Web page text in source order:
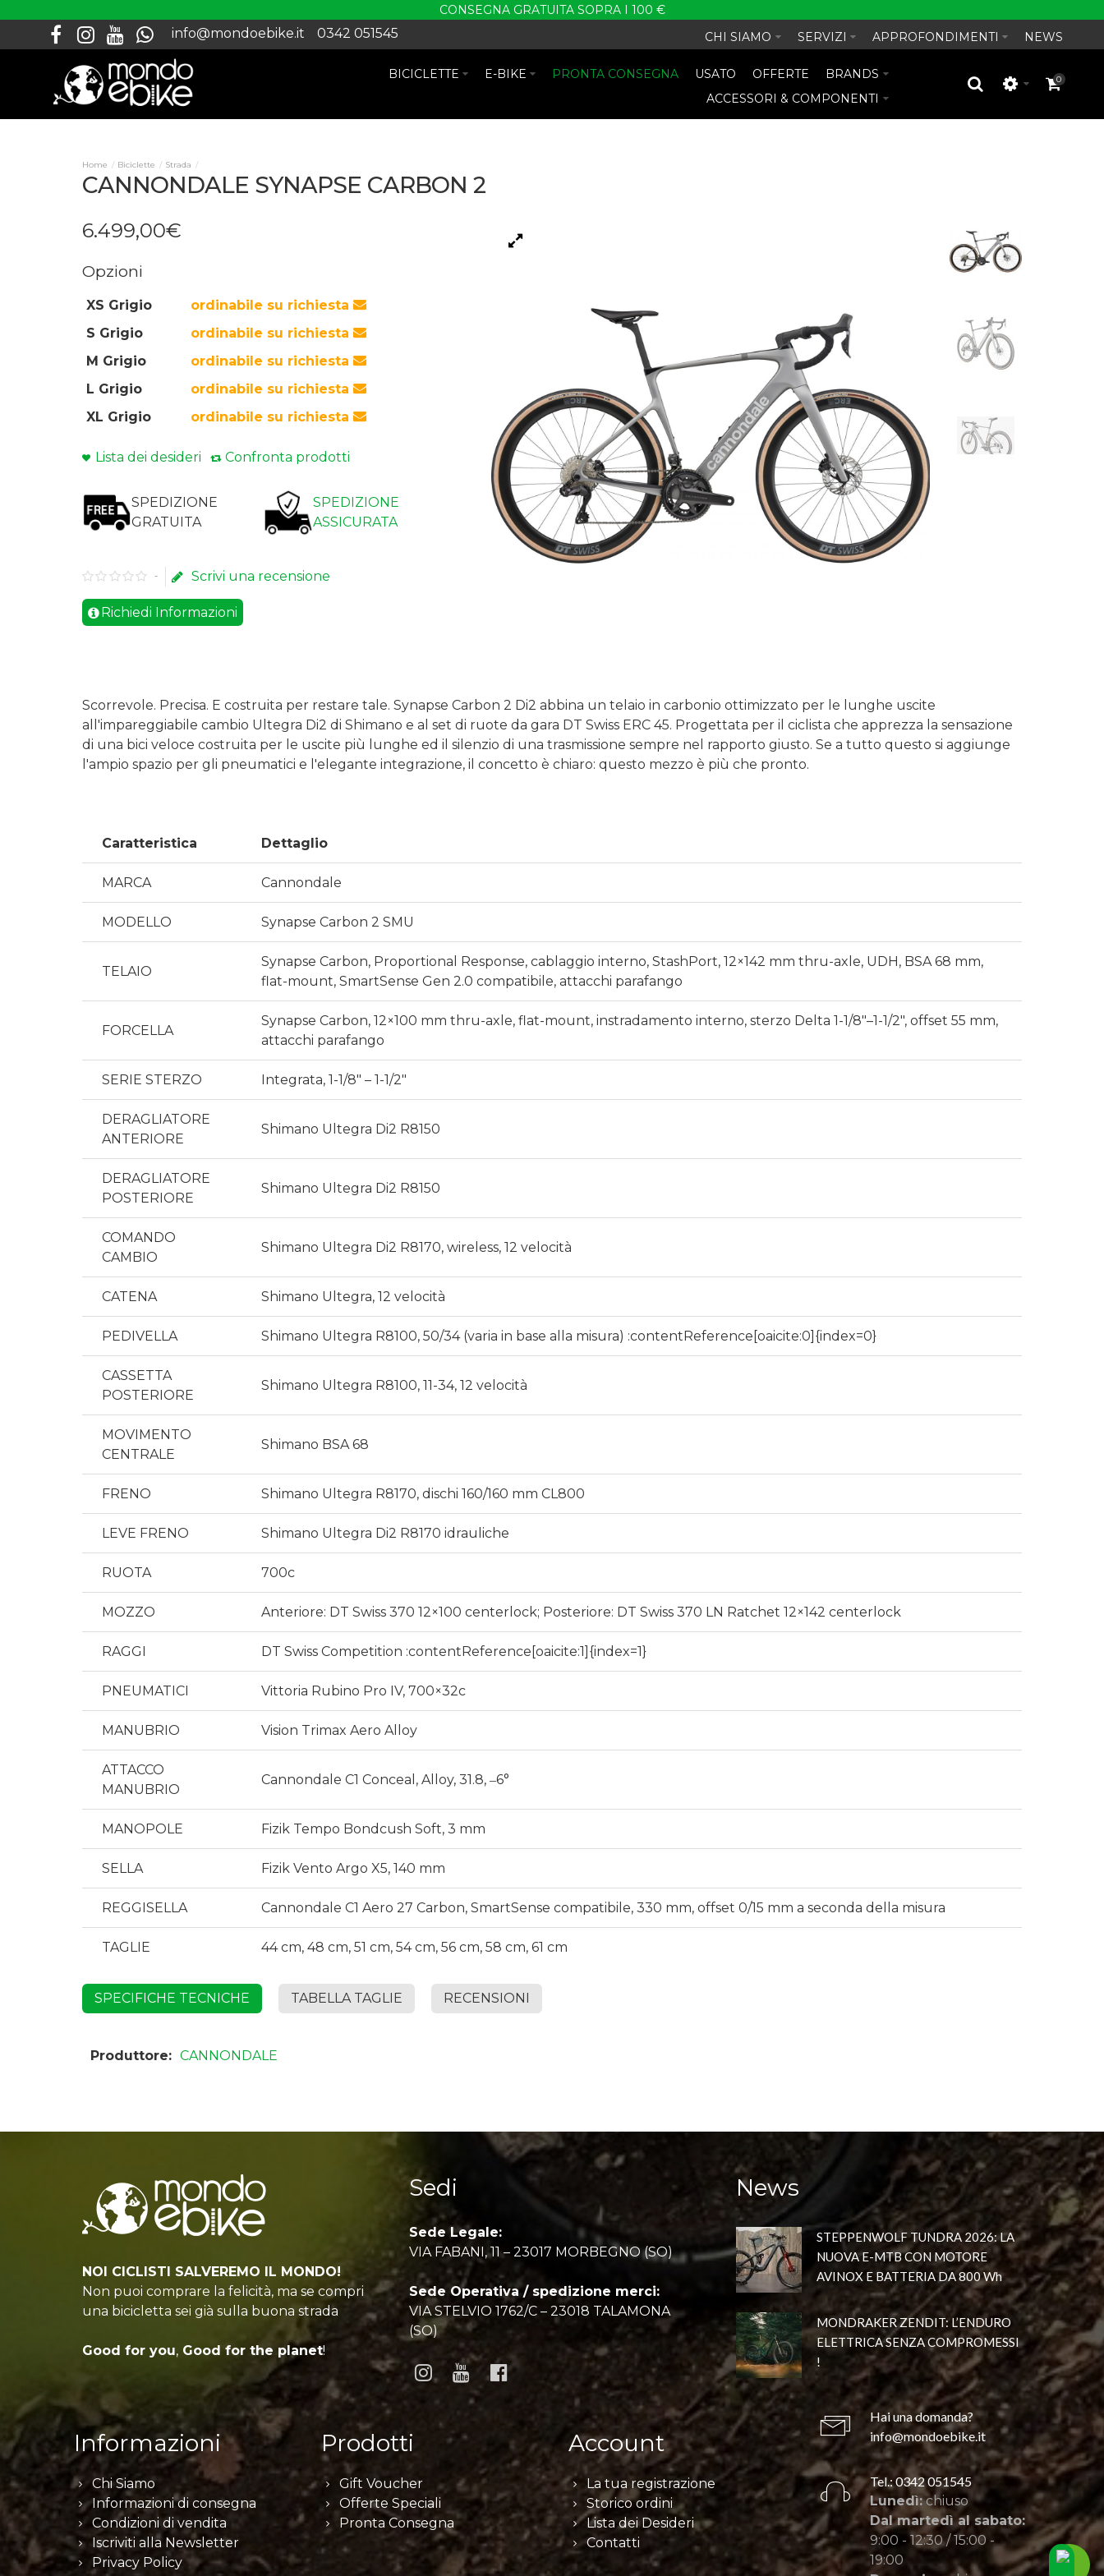
CONSEGNA GRATUITA SOPRA I 100 €
info@mondoebike.it 0342 051545 CHI SIAMO SERVIZI APPROFONDIMENTI NEWS
BICICLETTE E-BIKE PRONTA CONSEGNA USATO OFFERTE
BRANDS
ACCESSORI & COMPONENTI
0
Biciclette Strada
CANNONDALE SYNAPSE CARBON 2
6.499,00€
Opzioni
XS Grigio
ordinabile su richiesta
S Grigio
ordinabile su richiesta
M Grigio
ordinabile su richiesta
L Grigio
ordinabile su richiesta
XL Grigio
ordinabile su richiesta
Lista dei desideri Confronta prodotti
SPEDIZIONE
GRATUITA
SPEDIZIONE
ASSICURATA
- Scrivi una recensione
Richiedi Informazioni
Scorrevole. Precisa. E costruita per restare tale. Synapse Carbon 2 Di2 abbina un telaio in carbonio ottimizzato per le lunghe uscite
all'impareggiabile cambio Ultegra Di2 di Shimano e al set di ruote da gara DT Swiss ERC 45. Progettata per il ciclista che apprezza la sensazione
di una bici veloce costruita per le uscite più lunghe ed il silenzio di una trasmissione sempre nel rapporto giusto. Se a tutto questo si aggiunge
l'ampio spazio per gli pneumatici e l'elegante integrazione, il concetto è chiaro: questo mezzo è più che pronto.
Caratteristica Dettaglio
MARCA Cannondale
MODELLO Synapse Carbon 2 SMU
TELAIO
Synapse Carbon, Proportional Response, cablaggio interno, StashPort, 12×142 mm thru-axle, UDH, BSA 68 mm,
flat-mount, SmartSense Gen 2.0 compatibile, attacchi parafango
FORCELLA
Synapse Carbon, 12×100 mm thru-axle, flat-mount, instradamento interno, sterzo Delta 1-1/8″–1-1/2″, offset 55 mm,
attacchi parafango
SERIE STERZO Integrata, 1-1/8″ – 1-1/2″
DERAGLIATORE
ANTERIORE
Shimano Ultegra Di2 R8150
DERAGLIATORE
POSTERIORE
Shimano Ultegra Di2 R8150
COMANDO
CAMBIO
Shimano Ultegra Di2 R8170, wireless, 12 velocità
CATENA Shimano Ultegra, 12 velocità
PEDIVELLA Shimano Ultegra R8100, 50/34 (varia in base alla misura) :contentReference[oaicite:0]{index=0}
CASSETTA
POSTERIORE
Shimano Ultegra R8100, 11-34, 12 velocità
MOVIMENTO
CENTRALE
Shimano BSA 68
FRENO Shimano Ultegra R8170, dischi 160/160 mm CL800
LEVE FRENO Shimano Ultegra Di2 R8170 idrauliche
RUOTA 700c
MOZZO Anteriore: DT Swiss 370 12×100 centerlock; Posteriore: DT Swiss 370 LN Ratchet 12×142 centerlock
RAGGI DT Swiss Competition :contentReference[oaicite:1]{index=1}
PNEUMATICI Vittoria Rubino Pro IV, 700×32c
MANUBRIO Vision Trimax Aero Alloy
ATTACCO
MANUBRIO
Cannondale C1 Conceal, Alloy, 31.8, ‒6°
MANOPOLE Fizik Tempo Bondcush Soft, 3 mm
SELLA Fizik Vento Argo X5, 140 mm
REGGISELLA Cannondale C1 Aero 27 Carbon, SmartSense compatibile, 330 mm, offset 0/15 mm a seconda della misura
TAGLIE 44 cm, 48 cm, 51 cm, 54 cm, 56 cm, 58 cm, 61 cm
SPECIFICHE TECNICHE TABELLA TAGLIE RECENSIONI
Produttore: CANNONDALE
NOI CICLISTI SALVEREMO IL MONDO!
Non puoi comprare la felicità, ma se compri
una bicicletta sei già sulla buona strada
Good for you, Good for the planet!
Sedi
Sede Legale:
VIA FABANI, 11 – 23017 MORBEGNO (SO)
Sede Operativa / spedizione merci:
VIA STELVIO 1762/C – 23018 TALAMONA
(SO)
News
STEPPENWOLF TUNDRA 2026: LA
NUOVA E-MTB CON MOTORE
AVINOX E BATTERIA DA 800 Wh
MONDRAKER ZENDIT: L’ENDURO
ELETTRICA SENZA COMPROMESSI
!
Informazioni
Chi Siamo
Informazioni di consegna
Condizioni di vendita
Iscriviti alla Newsletter
Privacy Policy
Prodotti
Gift Voucher
Offerte Speciali
Pronta Consegna
Account
La tua registrazione
Storico ordini
Lista dei Desideri
Contatti
Hai una domanda?
info@mondoebike.it
Tel.: 0342 051545
Lunedì:chiuso
Dal martedì al sabato:
9:00 - 12:30 / 15:00 -
19:00